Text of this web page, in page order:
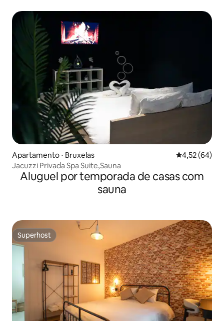
Apartamento ⋅ Bruxelas 4,52 de uma
4,52 (64)
Jacuzzi Privada Spa Suite,Sauna
Aluguel por temporada de casas com
sauna
Superhost
Superhost